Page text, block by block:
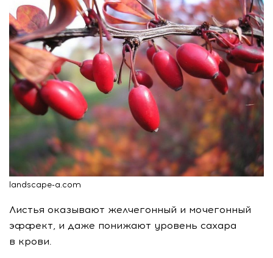
landscape-a.com
Листья оказывают желчегонный и мочегонный
эффект, и даже понижают уровень сахара
в крови.